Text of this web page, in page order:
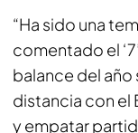
“Ha sido una
comentado el
balance del año
distancia con el
y empatar